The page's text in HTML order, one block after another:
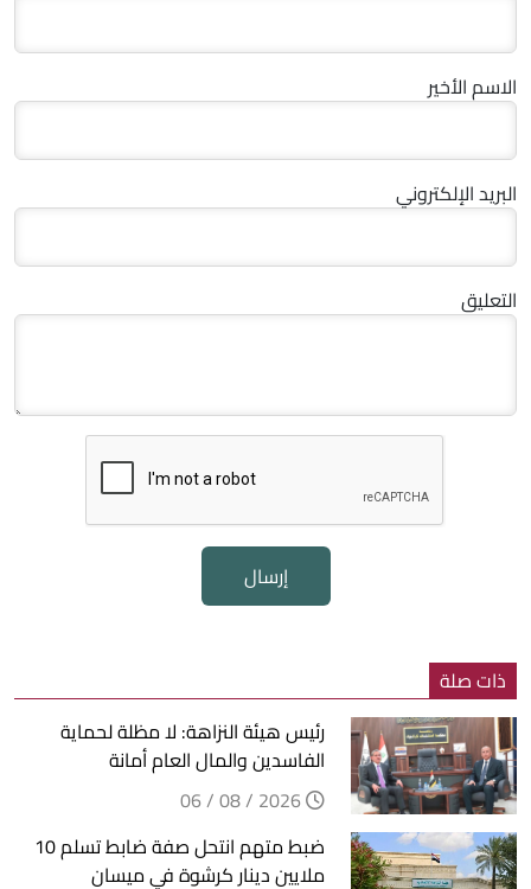
الاسم الأخير
البريد الإلكتروني
التعليق
إرسال
ذات صلة
رئيس هيئة النزاهة: لا مظلة لحماية
الفاسدين والمال العام أمانة
ضبط متهم انتحل صفة ضابط تسلم 10
ملايين دينار كرشوة في ميسان